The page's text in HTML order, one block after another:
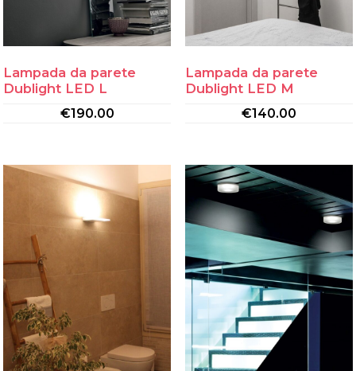
Lampada da parete
Dublight LED L
€190.00
Lampada da parete
Dublight LED M
€140.00